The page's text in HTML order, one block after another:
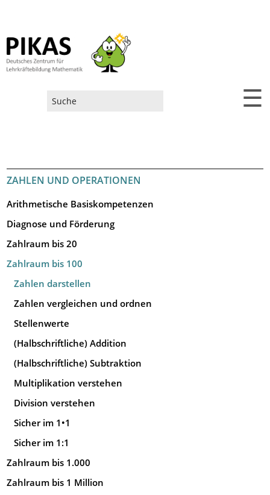
☰
ZAHLEN UND OPERATIONEN
Arithmetische Basiskompetenzen
Diagnose und Förderung
Zahlraum bis 20
Zahlraum bis 100
Zahlen darstellen
Zahlen vergleichen und ordnen
Stellenwerte
(Halbschriftliche) Addition
(Halbschriftliche) Subtraktion
Multiplikation verstehen
Division verstehen
Sicher im 1•1
Sicher im 1:1
Zahlraum bis 1.000
Zahlraum bis 1 Million